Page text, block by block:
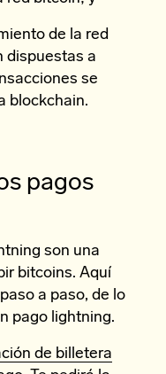
de la red
dispuestas a
se
blockchain.
pagos
son una
bitcoins. Aquí
a paso, de lo
pago lightning.
de billetera